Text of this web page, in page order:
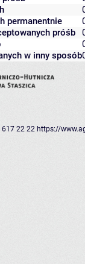
permanentnie
próśb
w inny sposób
617 22 22 https://